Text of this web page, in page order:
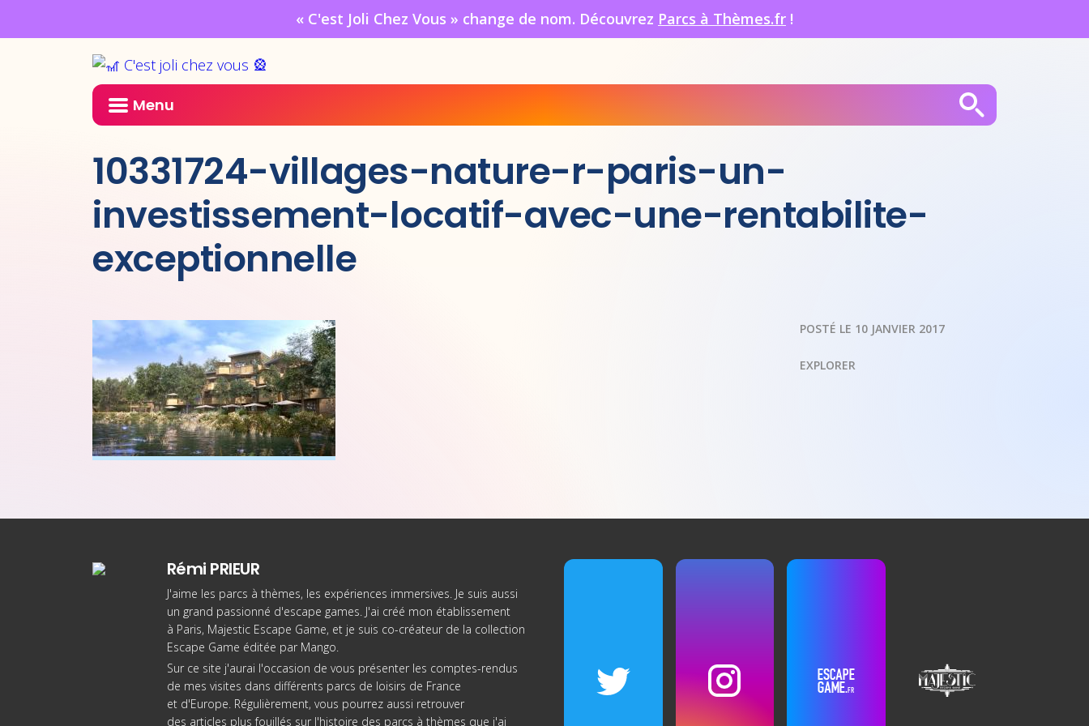
« C'est Joli Chez Vous » change de nom. Découvrez Parcs à Thèmes.fr !
Menu
10331724-villages-nature-r-paris-un-
investissement-locatif-avec-une-rentabilite-
exceptionnelle
POSTÉ LE 10 JANVIER 2017
EXPLORER
Rémi PRIEUR
J'aime les parcs à thèmes, les expériences immersives. Je suis aussi
un grand passionné d'escape games. J'ai créé mon établissement
à Paris, Majestic Escape Game, et je suis co-créateur de la collection
Escape Game éditée par Mango.
Sur ce site j'aurai l'occasion de vous présenter les comptes-rendus
de mes visites dans différents parcs de loisirs de France
et d'Europe. Régulièrement, vous pourrez aussi retrouver
des articles plus fouillés sur l'histoire des parcs à thèmes que j'ai